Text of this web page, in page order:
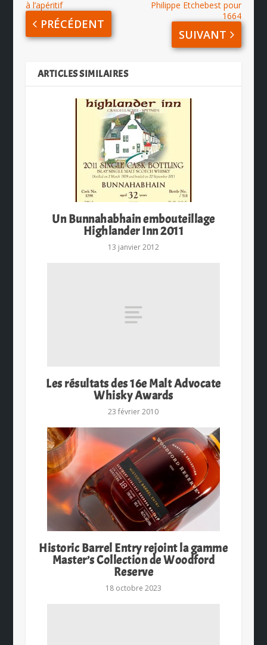
à l’apéritif
PRÉCÉDENT
Philippe Etchebest pour
1664
SUIVANT
ARTICLES SIMILAIRES
Un Bunnahabhain embouteillage
Highlander Inn 2011
13 janvier 2012
Les résultats des 16e Malt Advocate
Whisky Awards
23 février 2010
Historic Barrel Entry rejoint la gamme
Master’s Collection de Woodford
Reserve
18 octobre 2023